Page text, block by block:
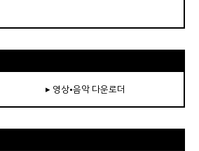
▸ 영상•음악 다운로더